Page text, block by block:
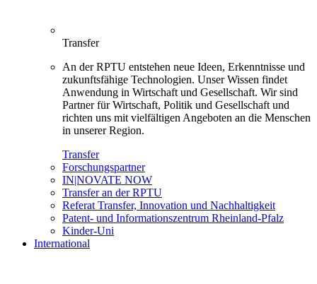
Transfer
An der RPTU entstehen neue Ideen, Erkenntnisse und
zukunftsfähige Technologien. Unser Wissen findet
Anwendung in Wirtschaft und Gesellschaft. Wir sind
Partner für Wirtschaft, Politik und Gesellschaft und
richten uns mit vielfältigen Angeboten an die Menschen
in unserer Region.
Transfer
Forschungspartner
IN|NOVATE NOW
Transfer an der RPTU
Referat Transfer, Innovation und Nachhaltigkeit
Patent- und Informationszentrum Rheinland-Pfalz
Kinder-Uni
International